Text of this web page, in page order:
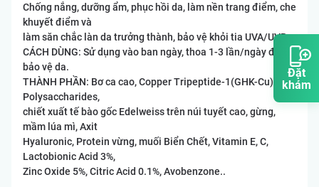
Đặt
khám
Chống nắng, dưỡng ẩm, phục hồi da, làm nền trang điểm, che
khuyết điểm và
làm săn chắc làn da trưởng thành, bảo vệ khỏi tia UVA/UVB.
CÁCH DÙNG: Sử dụng vào ban ngày, thoa 1-3 lần/ngày để
bảo vệ da.
THÀNH PHẦN: Bơ ca cao, Copper Tripeptide-1(GHK-Cu),
Polysaccharides,
chiết xuất tế bào gốc Edelweiss trên núi tuyết cao, gừng,
mầm lúa mì, Axit
Hyaluronic, Protein vừng, muối Biển Chết, Vitamin E, C,
Lactobionic Acid 3%,
Zinc Oxide 5%, Citric Acid 0.1%, Avobenzone..